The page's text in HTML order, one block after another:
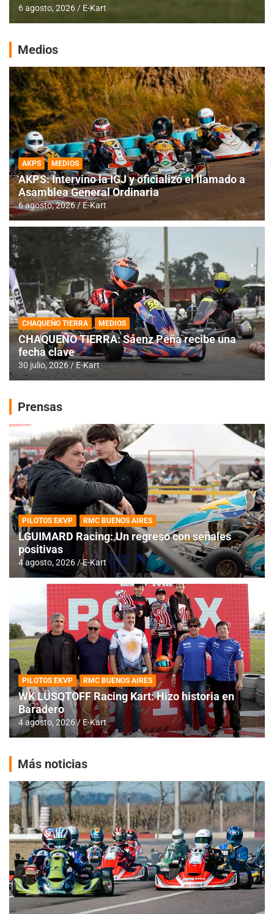
6 agosto, 2026 E-Kart
Medios
AKPS MEDIOS
AKPS: Intervino la IGJ y oficializó el llamado a
Asamblea General Ordinaria
6 agosto, 2026 E-Kart
CHAQUEÑO TIERRA MEDIOS
CHAQUEÑO TIERRA: Sáenz Peña recibe una
fecha clave
30 julio, 2026 E-Kart
Prensas
PILOTOS EKVP RMC BUENOS AIRES
LGUIMARD Racing: Un regreso con señales
positivas
4 agosto, 2026 E-Kart
PILOTOS EKVP RMC BUENOS AIRES
WK LÜSQTOFF Racing Kart: Hizo historia en
Baradero
4 agosto, 2026 E-Kart
Más noticias